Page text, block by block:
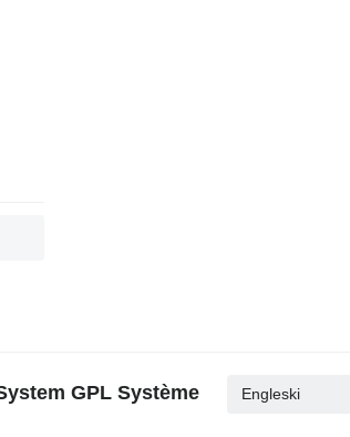
GPL Système
Engleski